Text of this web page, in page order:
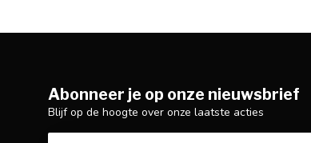
Abonneer je op onze nieuwsbrief
Blijf op de hoogte over onze laatste acties